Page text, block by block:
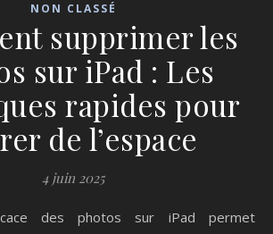
NON CLASSÉ
supprimer les
sur iPad : Les
rapides pour
de l’espace
4 juin 2025